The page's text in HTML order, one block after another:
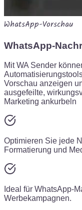
WhatsApp-Vorschau
WhatsApp-
Mit WA Sender
Vorschau anzeigen
ausgefeilte,
Marketing ankurbeln
Optimieren Sie jede
Formatierung und
Ideal für WhatsApp-
Werbekampagnen.